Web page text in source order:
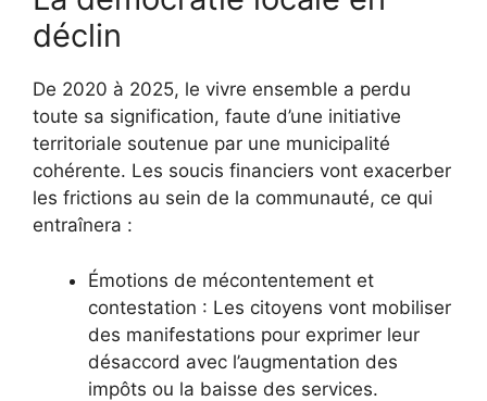
déclin
De 2020 à 2025, le vivre ensemble a perdu
toute sa signification, faute d’une initiative
territoriale soutenue par une municipalité
cohérente. Les soucis financiers vont exacerber
les frictions au sein de la communauté, ce qui
entraînera :
Émotions de mécontentement et
contestation : Les citoyens vont mobiliser
des manifestations pour exprimer leur
désaccord avec l’augmentation des
impôts ou la baisse des services.